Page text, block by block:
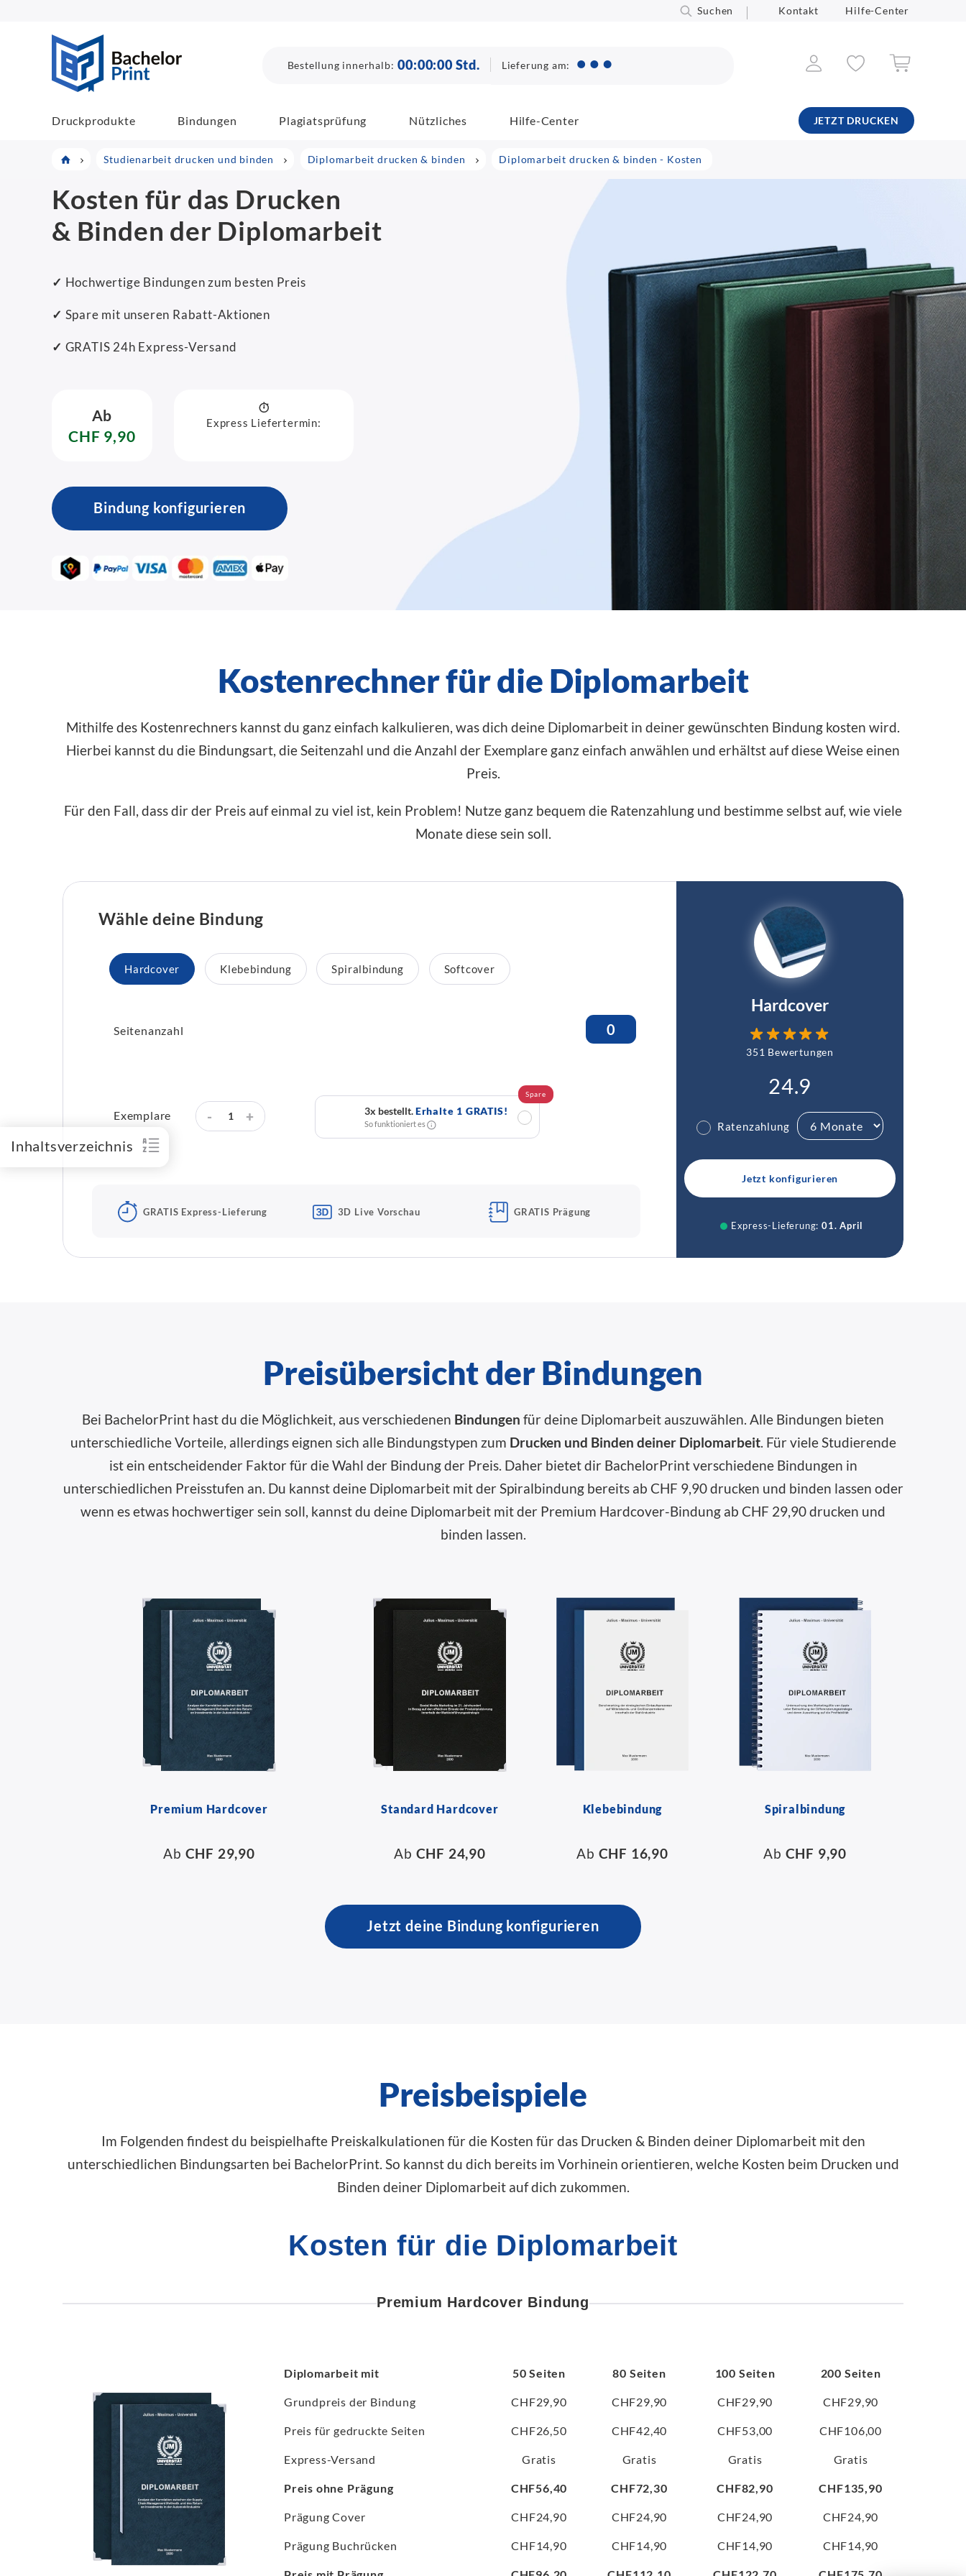
Suchen Kontakt Hilfe-Center
Bestellung innerhalb: 00:00:00 Std. Lieferung am:
Druckprodukte Bindungen Plagiatsprüfung Nützliches Hilfe-Center JETZT DRUCKEN
Studienarbeit drucken und binden Diplomarbeit drucken & binden Diplomarbeit drucken & binden - Kosten
Inhaltsverzeichnis
Kosten für das Drucken
& Binden der Diplomarbeit
✓ Hochwertige Bindungen zum besten Preis
✓ Spare mit unseren Rabatt-Aktionen
✓ GRATIS 24h Express-Versand
Ab
CHF 9,90
Express Liefertermin:
Bindung konfigurieren
Kostenrechner für die Diplomarbeit
Mithilfe des Kostenrechners kannst du ganz einfach kalkulieren, was dich deine Diplomarbeit in deiner gewünschten Bindung kosten wird.
Hierbei kannst du die Bindungsart, die Seitenzahl und die Anzahl der Exemplare ganz einfach anwählen und erhältst auf diese Weise einen
Preis.
Für den Fall, dass dir der Preis auf einmal zu viel ist, kein Problem! Nutze ganz bequem die Ratenzahlung und bestimme selbst auf, wie viele
Monate diese sein soll.
Wähle deine Bindung
Hardcover Klebebindung Spiralbindung Softcover
Seitenanzahl
Exemplare - +
Spare
3x bestellt.Erhalte 1 GRATIS!
So funktioniert es
GRATIS Express-Lieferung 3D Live Vorschau GRATIS Prägung
Hardcover
351 Bewertungen
24.9
Ratenzahlung
Jetzt konfigurieren
Express-Lieferung:01. April
Preisübersicht der Bindungen
Bei BachelorPrint hast du die Möglichkeit, aus verschiedenen Bindungen für deine Diplomarbeit auszuwählen. Alle Bindungen bieten
unterschiedliche Vorteile, allerdings eignen sich alle Bindungstypen zum Drucken und Binden deiner Diplomarbeit. Für viele Studierende
ist ein entscheidender Faktor für die Wahl der Bindung der Preis. Daher bietet dir BachelorPrint verschiedene Bindungen in
unterschiedlichen Preisstufen an. Du kannst deine Diplomarbeit mit der Spiralbindung bereits ab CHF 9,90 drucken und binden lassen oder
wenn es etwas hochwertiger sein soll, kannst du deine Diplomarbeit mit der Premium Hardcover-Bindung ab CHF 29,90 drucken und
binden lassen.
Premium Hardcover Standard Hardcover Klebebindung Spiralbindung
Ab CHF 29,90 Ab CHF 24,90 Ab CHF 16,90 Ab CHF 9,90
Jetzt deine Bindung konfigurieren
Preisbeispiele
Im Folgenden findest du beispielhafte Preiskalkulationen für die Kosten für das Drucken & Binden deiner Diplomarbeit mit den
unterschiedlichen Bindungsarten bei BachelorPrint. So kannst du dich bereits im Vorhinein orientieren, welche Kosten beim Drucken und
Binden deiner Diplomarbeit auf dich zukommen.
Kosten für die Diplomarbeit
Premium Hardcover Bindung
Diplomarbeit mit 50 Seiten 80 Seiten 100 Seiten 200 Seiten
Grundpreis der Bindung CHF29,90 CHF29,90 CHF29,90 CHF29,90
Preis für gedruckte Seiten CHF26,50 CHF42,40 CHF53,00 CHF106,00
Express-Versand Gratis Gratis Gratis Gratis
Preis ohne Prägung CHF56,40 CHF72,30 CHF82,90 CHF135,90
Prägung Cover CHF24,90 CHF24,90 CHF24,90 CHF24,90
Prägung Buchrücken CHF14,90 CHF14,90 CHF14,90 CHF14,90